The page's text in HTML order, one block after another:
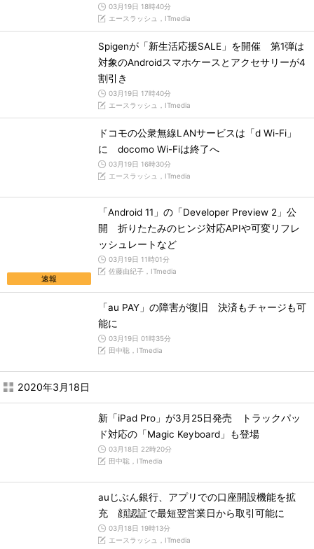
03月19日 18時40分
エースラッシュ，ITmedia
Spigenが「新生活応援SALE」を開催 第1弾は
対象のAndroidスマホケースとアクセサリーが4
割引き
03月19日 17時40分
エースラッシュ，ITmedia
ドコモの公衆無線LANサービスは「d Wi-Fi」
に docomo Wi-Fiは終了へ
03月19日 16時30分
エースラッシュ，ITmedia
速報
「Android 11」の「Developer Preview 2」公
開 折りたたみのヒンジ対応APIや可変リフレ
ッシュレートなど
03月19日 11時01分
佐藤由紀子，ITmedia
「au PAY」の障害が復旧 決済もチャージも可
能に
03月19日 01時35分
田中聡，ITmedia
2020年3月18日
新「iPad Pro」が3月25日発売 トラックパッ
ド対応の「Magic Keyboard」も登場
03月18日 22時20分
田中聡，ITmedia
auじぶん銀行、アプリでの口座開設機能を拡
充 顔認証で最短翌営業日から取引可能に
03月18日 19時13分
エースラッシュ，ITmedia